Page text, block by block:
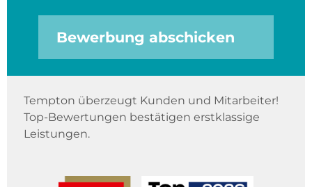
Bewerbung abschicken
Tempton überzeugt Kunden und Mitarbeiter!
Top-Bewertungen bestätigen erstklassige
Leistungen.